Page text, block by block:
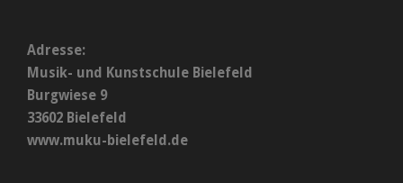
Adresse:
Musik- und Kunstschule Bielefeld
Burgwiese 9
33602 Bielefeld
www.muku-bielefeld.de